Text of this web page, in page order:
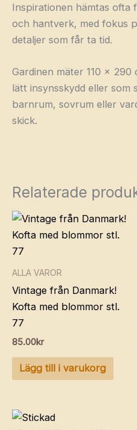
Inspirationen hämtas ofta
och hantverk, med fokus
detaljer som får ta tid.
Gardinen mäter 110 ×
lätt insynsskydd eller som
barnrum, sovrum eller
skick.
Relaterade
ALLA VAROR
Vintage från Danmark!
Kofta med blommor stl.
77
85.00kr
Lägg till i varukorg